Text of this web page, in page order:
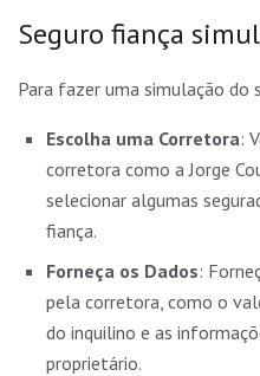
Seguro fiança
Para fazer uma simulação do
Escolha uma Corretora:
corretora como a Jorge
selecionar algumas
fiança.
Forneça os Dados:
pela corretora, como o
do inquilino e as
proprietário.